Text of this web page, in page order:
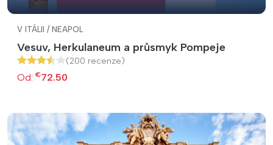
V ITÁLII / NEAPOL
Vesuv, Herkulaneum a průsmyk Pompeje
(200 recenze)
Od: €72.50